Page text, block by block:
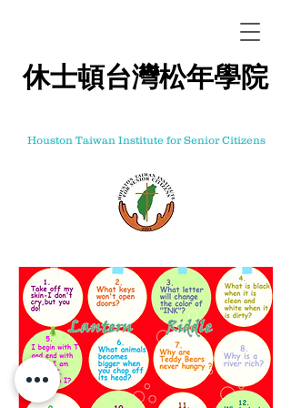
休士頓台灣松年學院
Houston Taiwan Institute for Senior Citizens